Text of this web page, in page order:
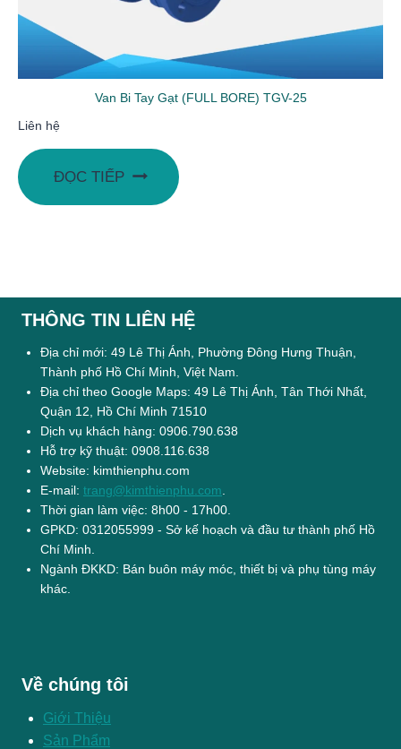
Van Bi Tay Gạt (FULL BORE) TGV-25
Liên hệ
ĐỌC TIẾP
THÔNG TIN LIÊN HỆ
Địa chỉ mới: 49 Lê Thị Ánh, Phường Đông Hưng Thuận,
Thành phố Hồ Chí Minh, Việt Nam.
Địa chỉ theo Google Maps: 49 Lê Thị Ánh, Tân Thới Nhất,
Quận 12, Hồ Chí Minh 71510
Dịch vụ khách hàng: 0906.790.638
Hỗ trợ kỹ thuật: 0908.116.638
Website: kimthienphu.com
E-mail: trang@kimthienphu.com
Thời gian làm việc: 8h00 - 17h00.
GPKD: 0312055999 - Sở kế hoạch và đầu tư thành phố Hồ
Chí Minh.
Ngành ĐKKD: Bán buôn máy móc, thiết bị và phụ tùng máy
khác.
Về chúng tôi
Giới Thiệu
Sản Phẩm